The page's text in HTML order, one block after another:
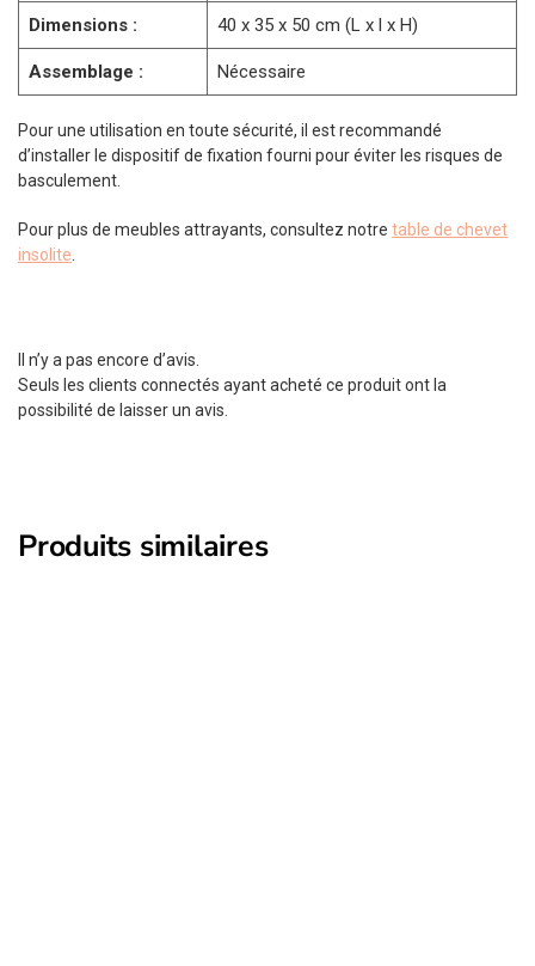
Dimensions : 40 x 35 x 50 cm (L x l x H)
Assemblage : Nécessaire
Pour une utilisation en toute sécurité, il est recommandé
d’installer le dispositif de fixation fourni pour éviter les risques de
basculement.
Pour plus de meubles attrayants, consultez notre table de chevet
insolite
Il n’y a pas encore d’avis.
Seuls les clients connectés ayant acheté ce produit ont la
possibilité de laisser un avis.
Produits similaires